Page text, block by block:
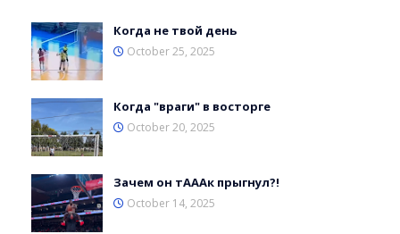
Когда не твой день
October 25, 2025
Когда "враги" в восторге
October 20, 2025
Зачем он тАААк прыгнул?!
October 14, 2025